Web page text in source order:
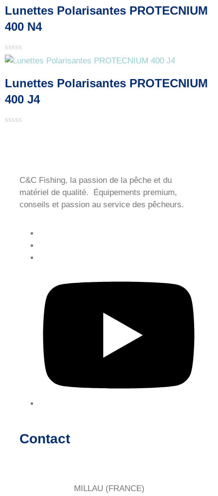
Lunettes Polarisantes PROTECNIUM
400 N4
Note
5
Lunettes Polarisantes PROTECNIUM
400 J4
C&C Fishing, la passion de la pêche et du
matériel de qualité. Équipements premium,
conseils et passion au service des pêcheurs.
Contact
MILLAU (FRANCE)